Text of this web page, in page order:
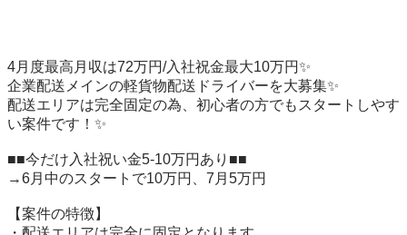
4月度最高月収は72万円/入社祝金最大10万円✨
企業配送メインの軽貨物配送ドライバーを大募集✨
配送エリアは完全固定の為、初心者の方でもスタートしやす
い案件です！✨
■■今だけ入社祝い金5-10万円あり■■
→6月中のスタートで10万円、7月5万円
【案件の特徴】